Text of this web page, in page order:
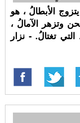
الأبطالُ ، هو
وتزهر الآمالُ ،
التي تغتالُ. - نزار